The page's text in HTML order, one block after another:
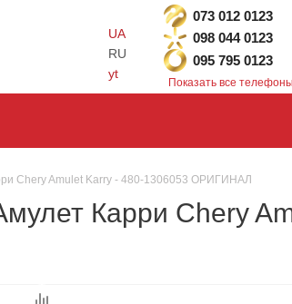
UA
RU
yt
073 012 0123
098 044 0123
095 795 0123
Показать все телефоны
Chery Amulet Karry - 480-1306053 ОРИГИНАЛ
Карри Chery